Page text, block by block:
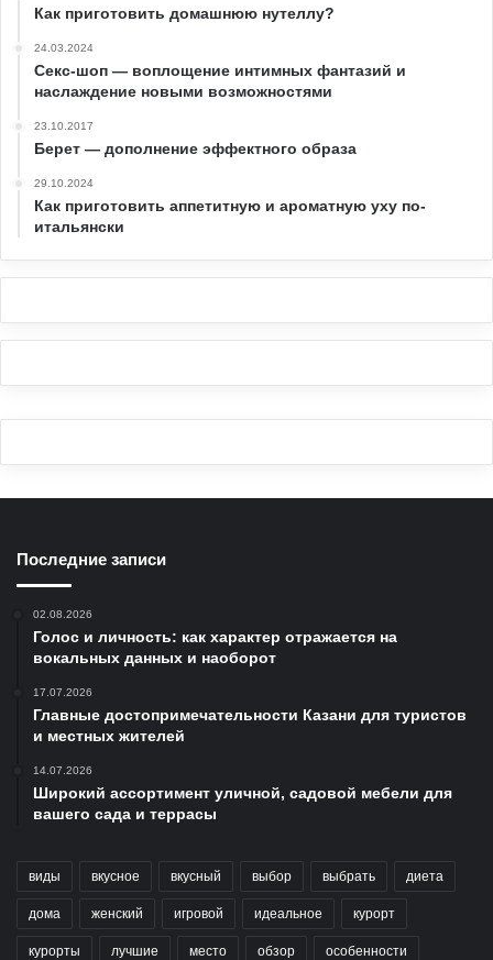
Как приготовить домашнюю нутеллу?
24.03.2024
Секс-шоп — воплощение интимных фантазий и
наслаждение новыми возможностями
23.10.2017
Берет — дополнение эффектного образа
29.10.2024
Как приготовить аппетитную и ароматную уху по-
итальянски
Последние записи
02.08.2026
Голос и личность: как характер отражается на
вокальных данных и наоборот
17.07.2026
Главные достопримечательности Казани для туристов
и местных жителей
14.07.2026
Широкий ассортимент уличной, садовой мебели для
вашего сада и террасы
виды вкусное вкусный выбор выбрать диета
дома женский игровой идеальное курорт
курорты лучшие место обзор особенности